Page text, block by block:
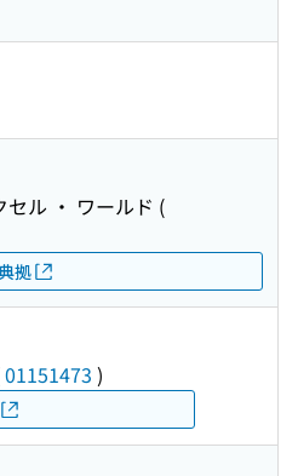
セル ・ ワールド (
拠
01151473 )